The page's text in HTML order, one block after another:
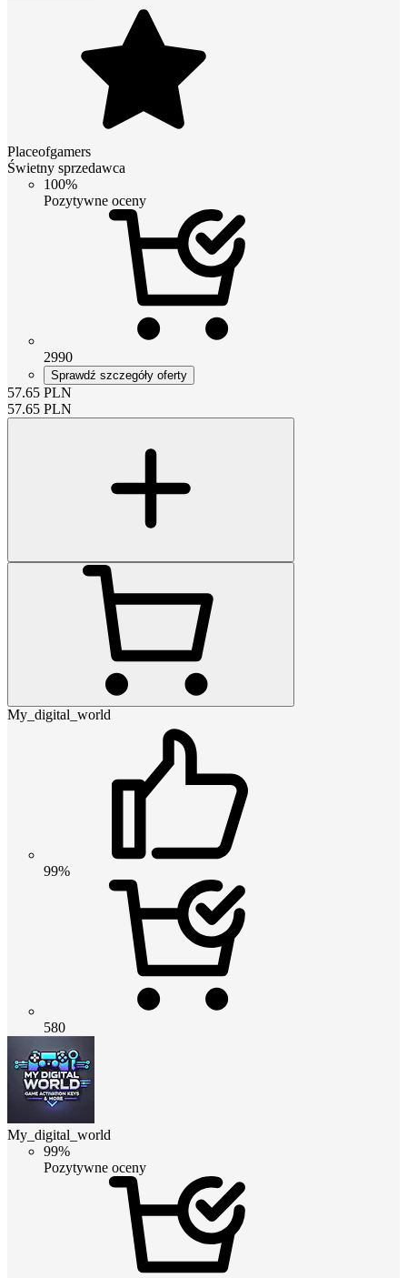
Placeofgamers
Świetny sprzedawca
100%
Pozytywne oceny
2990
Sprawdź szczegóły oferty
57.65 PLN
57.65 PLN
My_digital_world
99%
580
My_digital_world
99%
Pozytywne oceny